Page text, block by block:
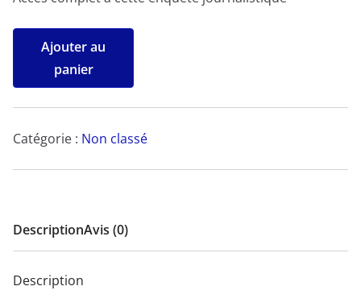
quantité
Elite
in
vitro
Enquête
Ajouter au
panier
Catégorie : Non classé
DescriptionAvis (0)
Description